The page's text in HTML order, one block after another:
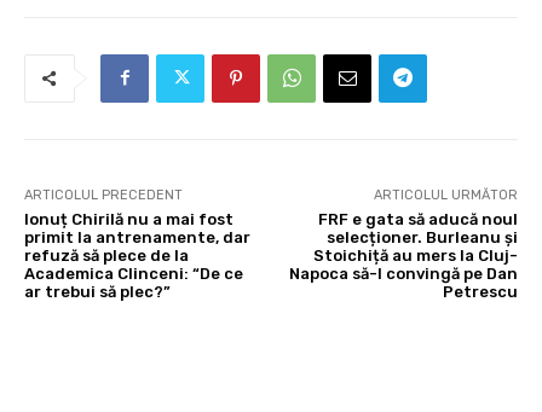
ARTICOLUL PRECEDENT
Ionuț Chirilă nu a mai fost
primit la antrenamente, dar
refuză să plece de la
Academica Clinceni: “De ce
ar trebui să plec?”
ARTICOLUL URMĂTOR
FRF e gata să aducă noul
selecționer. Burleanu și
Stoichiță au mers la Cluj-
Napoca să-l convingă pe Dan
Petrescu